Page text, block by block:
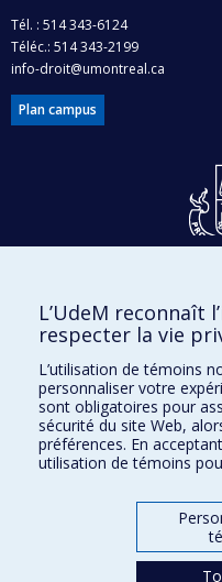
Tél. : 514 343-6124
Téléc.: 514 343-2199
info-droit@umontreal.ca
Plan campus
Accès protégé
Facebook|Twitter
LinkedIn|Instagram
L’UdeM reconnaît
respecter la vie
L’utilisation de témoins
personnaliser votre
sont obligatoires pour
sécurité du site Web,
préférences. En
utilisation de témoins